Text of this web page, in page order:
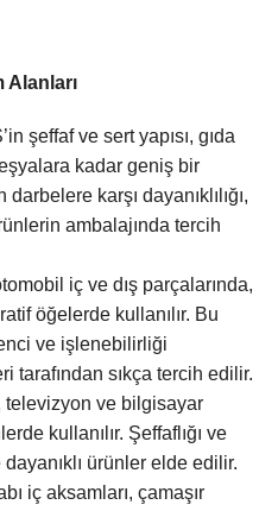
Alanları
şeffaf ve sert yapısı, gıda
kadar geniş bir
karşı dayanıklılığı,
ambalajında tercih
iç ve dış parçalarında,
öğelerde kullanılır. Bu
ve işlenebilirliği
tarafından sıkça tercih edilir.
televizyon ve bilgisayar
kullanılır. Şeffaflığı ve
ürünler elde edilir.
iç aksamları, çamaşır